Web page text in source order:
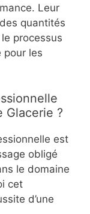
Leur
quantités
processus
pour les
Glacerie ?
est
obligé
le domaine
cet
d’une